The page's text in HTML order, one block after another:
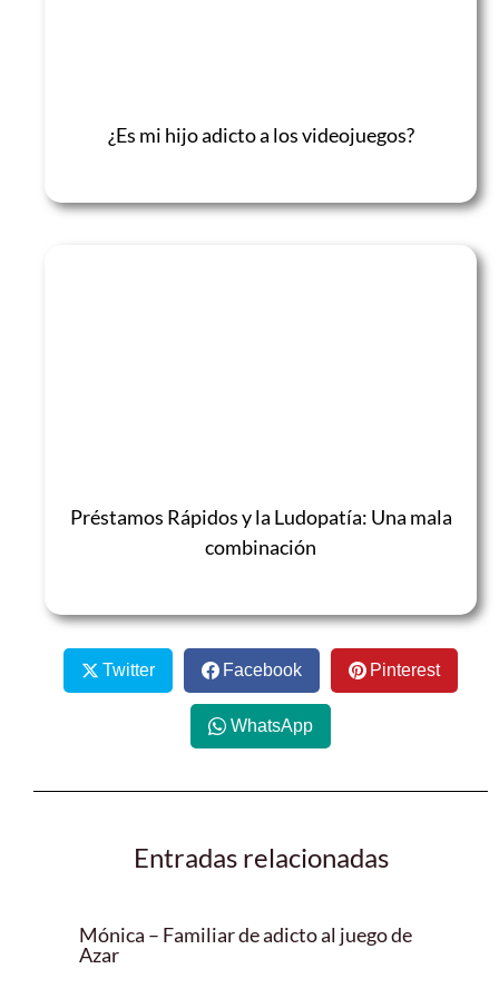
¿Es mi hijo adicto a los videojuegos?
Préstamos Rápidos y la Ludopatía: Una mala
combinación
Twitter Facebook Pinterest
WhatsApp
Entradas relacionadas
Mónica – Familiar de adicto al juego de
Azar